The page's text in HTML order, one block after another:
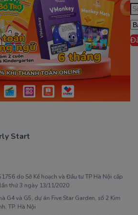
Start
do Sở Kế hoạch và Đầu tư TP Hà Nội cấp
thứ 3 ngày 13/11/2020
G4 và G5, dự án Five Star Garden, số 2 Kim
TP. Hà Nội